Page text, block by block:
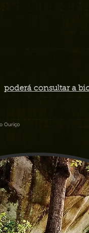
poderá consultar a
Ouriço